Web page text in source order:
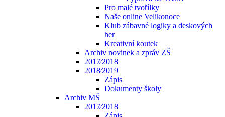
Pro malé tvořílky
Naše online Velikonoce
Klub zábavné logiky a deskových
her
Kreativní koutek
Archiv novinek a zpráv ZŠ
2017⁄2018
2018⁄2019
Zápis
Dokumenty školy
Archiv MŠ
2017⁄2018